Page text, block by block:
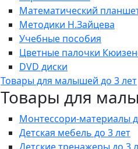
Математический
Методики Н.Зайцева
Учебные пособия
Цветные палочки
DVD диски
Товары для малышей до 3 лет
Товары для
Монтессори-материалы
Детская мебель до 3 лет